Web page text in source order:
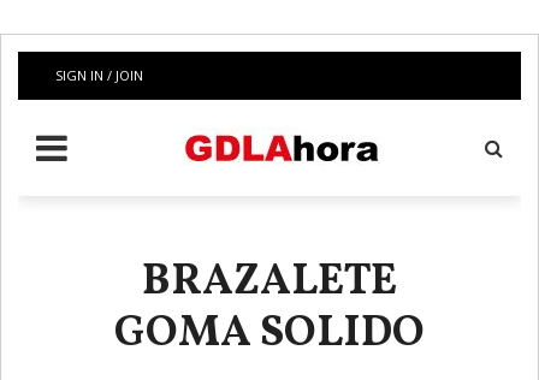
SIGN IN / JOIN
BRAZALETE
GOMA SOLIDO